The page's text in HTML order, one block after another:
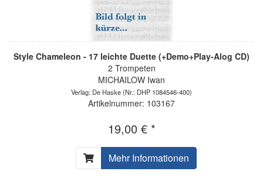
Style Chameleon - 17 leichte Duette (+Demo+Play-Alog CD)
2 Trompeten
MICHAILOW Iwan
Verlag: De Haske(Nr.: DHP 1084546-400)
Artikelnummer: 103167
19,00 € *
Mehr Informationen